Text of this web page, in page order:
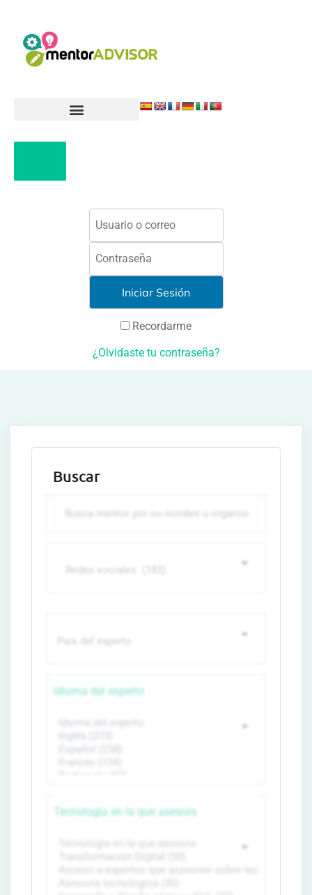
Recordarme
¿Olvidaste tu contraseña?
Buscar
Idioma del experto
Tecnología en la que asesora